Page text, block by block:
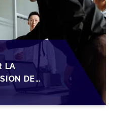
LA
DE